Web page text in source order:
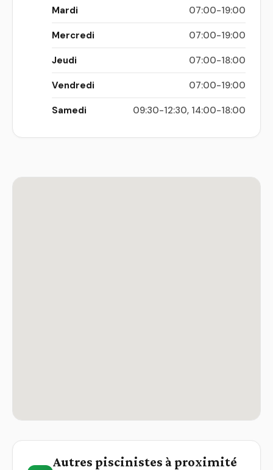
Mardi 07:00-19:00
Mercredi 07:00-19:00
Jeudi 07:00-18:00
Vendredi 07:00-19:00
Samedi 09:30-12:30, 14:00-18:00
Autres piscinistes à proximité